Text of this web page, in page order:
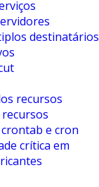
destinatários
recursos
e cron
crítica em